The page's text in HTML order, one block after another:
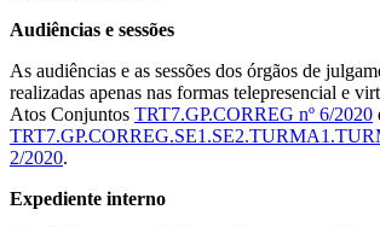
Audiências e sessões
As audiências e as sessões dos órgãos de
realizadas apenas nas formas telepresencial e
Atos Conjuntos TRT7.GP.CORREG nº 6/2020
2/2020.
Expediente interno